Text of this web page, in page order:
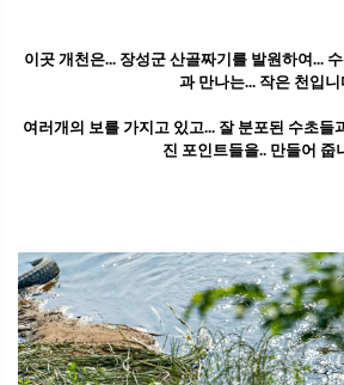
이곳 개천은... 장성군 산골짜기를 발원하여...
과 만나는... 작은 천입니
여러개의 보를 가지고 있고... 잘 분포된 수초들
진 포인트들을.. 만들어 줍